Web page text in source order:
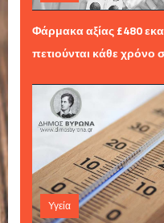
Σάββατο 08 Αυγούστου
Φάρμακα αξίας £480
πετιούνται κάθε χρόνο
Υγεία